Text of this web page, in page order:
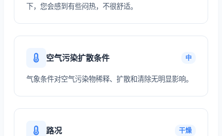
下，您会感到有些闷热，不很舒适。
空气污染扩散条件 中
气象条件对空气污染物稀释、扩散和清除无明显影响。
路况 干燥